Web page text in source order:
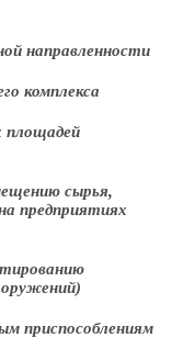
направленности
комплекса
площадей
сырья,
предприятиях
приспособлениям